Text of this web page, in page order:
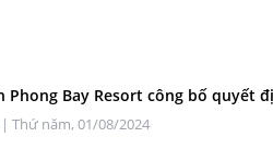
Phong Bay Resort công bố quyết
| Thứ năm, 01/08/2024